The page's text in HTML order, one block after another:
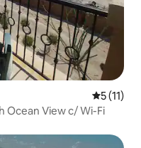
5 de uma
5 (11)
Ocean View c/ Wi-Fi